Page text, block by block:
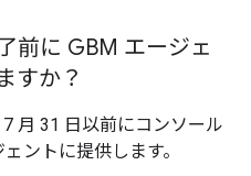
前に GBM エージェ
すか？
月 31 日以前にコンソール
ントに提供します。